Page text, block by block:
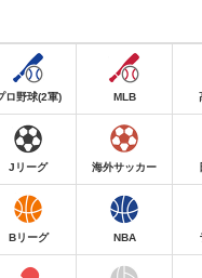
ロ野球(2軍) MLB
Jリーグ 海外サッカー
Bリーグ NBA